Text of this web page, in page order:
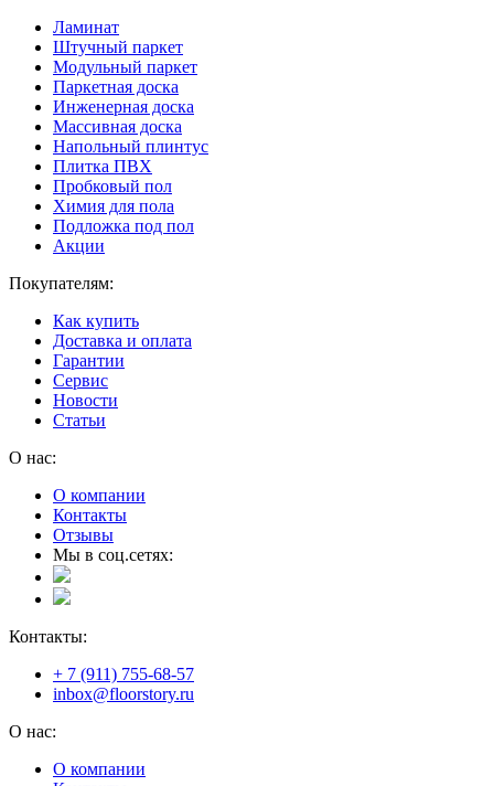
Ламинат
Штучный паркет
Модульный паркет
Паркетная доска
Инженерная доска
Массивная доска
Напольный плинтус
Плитка ПВХ
Пробковый пол
Химия для пола
Подложка под пол
Акции
Покупателям:
Как купить
Доставка и оплата
Гарантии
Сервис
Новости
Статьи
О нас:
О компании
Контакты
Отзывы
Мы в соц.сетях:
Контакты:
+ 7 (911) 755-68-57
inbox@floorstory.ru
О нас:
О компании